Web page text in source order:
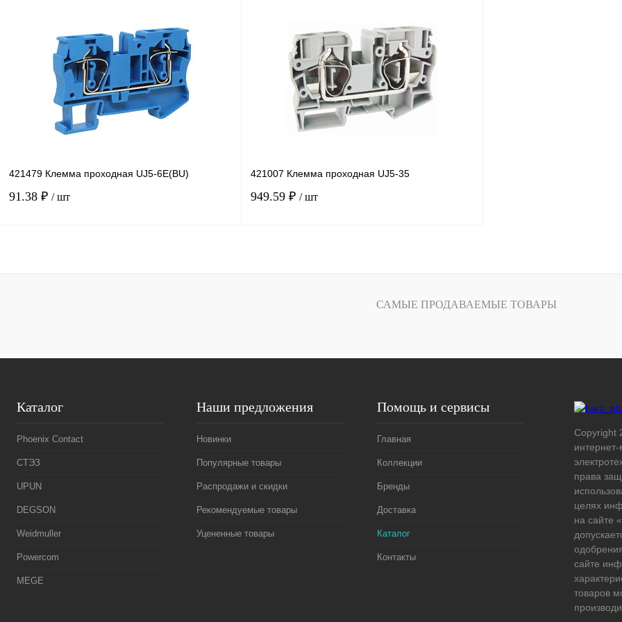
Купить в 1 клик Сравнение
В избранное Под заказ
Купить в 1 клик Сравнение
В избранное Под заказ
421479 Клемма проходная UJ5-6E(BU)
91.38 ₽ / шт
421007 Клемма проходная UJ5-35
949.59 ₽ / шт
САМЫЕ ПРОДАВАЕМЫЕ ТОВАРЫ
Каталог
Phoenix Contact
СТЭЗ
UPUN
DEGSON
Weidmuller
Powercom
MEGE
Наши предложения
Новинки
Популярные товары
Распродажи и скидки
Рекомендуемые товары
Уцененные товары
Помощь и сервисы
Главная
Коллекции
Бренды
Доставка
Каталог
Контакты
Copyright
интернет-
права
целях
на сайте
сайте
товаров